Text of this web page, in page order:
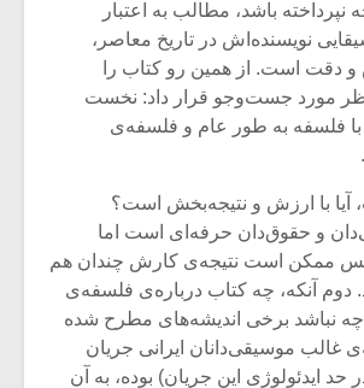
نپرداخته باشد، مطالب به اعتبار
نویسنده‌اش در تاریخ معاصر،
دقت‌ است. از همین رو کتاب را
مورد جست‌وجو قرار داد: نخست
با فلسفه‌ به طور عام و فلسفه‌‌ی
آیا با ارزش و نتیجه‌بخش است؟
و حقوق‌‌دان‌ حرفه‌ای است اما
پس ممکن است نتیجه‌ی کارش چندان هم
دوم آنکه، چه کتاب درباره‌ی فلسفه‌ی
نباشد برخی اندیشه‌های مطرح شده
غالب موسیقی‌دانان ایرانی جریان
ایدئولوژی این جریان) بوده، به آن